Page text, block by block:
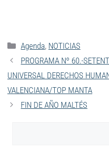
Agenda, NOTICIAS
PROGRAMA Nº 60.-
UNIVERSAL DERECHOS
VALENCIANA/TOP MANTA
FIN DE AÑO MALTÉS